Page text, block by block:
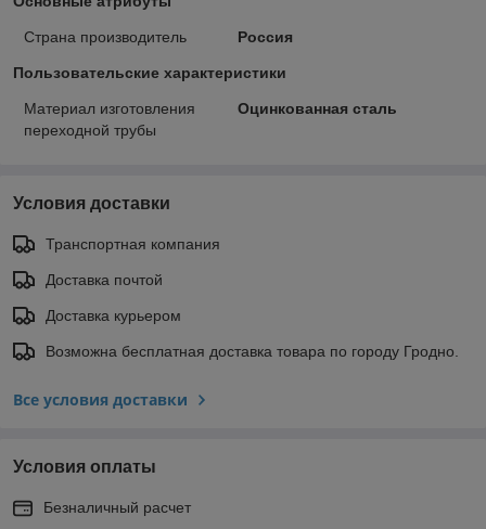
Страна производитель Россия
Пользовательские характеристики
Материал изготовления
переходной трубы
Оцинкованная сталь
Условия доставки
Транспортная компания
Доставка почтой
Доставка курьером
Возможна бесплатная доставка товара по городу Гродно.
Все условия доставки
Условия оплаты
Безналичный расчет